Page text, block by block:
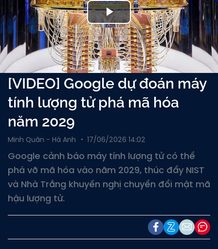
Play
Video
[VIDEO] Google dự đoán máy
tính lượng tử phá mã hóa
năm 2029
Minh Quân - Hà Anh 17/06/2026 14:02
Google cảnh báo máy tính lượng tử có thể
phá vỡ mã hóa vào năm 2029, thúc đẩy NIST
và Nhà Trắng khuyến nghị chuyển đổi mật mã
hậu lượng tử.